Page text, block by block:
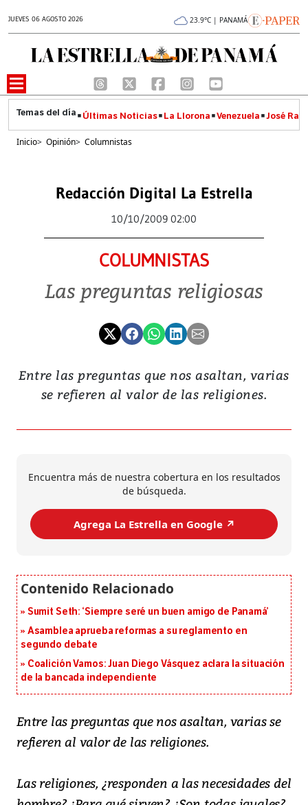
JUEVES 06 AGOSTO 2026 23.9°C | PANAMÁ
Últimas Noticias La Llorona Venezuela José
Inicio> Opinión> Columnistas
Redacción Digital La Estrella
10/10/2009 02:00
COLUMNISTAS
Las preguntas religiosas
Entre las preguntas que nos asaltan, varias
se refieren al valor de las religiones.
Encuentra más de nuestra cobertura en los resultados
de búsqueda.
Agrega La Estrella en Google ↗️
Sumit Seth: ‘Siempre seré un buen amigo de Panamá’
Asamblea aprueba reformas a su reglamento en
segundo debate
Coalición Vamos: Juan Diego Vásquez aclara la situación
de la bancada independiente
Entre las preguntas que nos asaltan, varias se
refieren al valor de las religiones.
Las religiones, ¿responden a las necesidades del